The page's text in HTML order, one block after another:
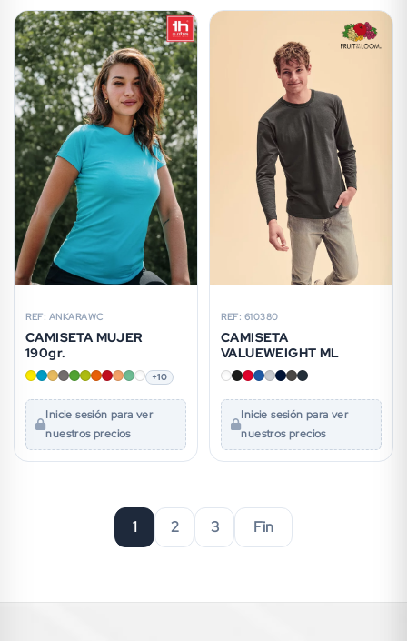
REF: ANKARAWC
CAMISETA MUJER
190gr.
+10
Inicie sesión para ver
nuestros precios
REF: 610380
CAMISETA
VALUEWEIGHT ML
Inicie sesión para ver
nuestros precios
1 2 3 Fin